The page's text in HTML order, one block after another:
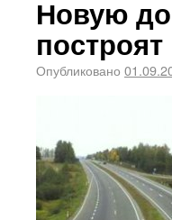
Новую
Опубликовано